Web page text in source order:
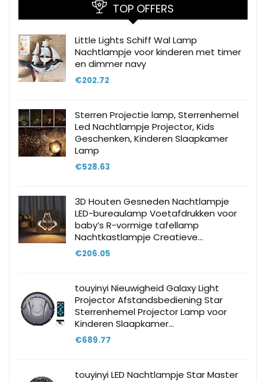
TOP OFFERS
Little Lights Schiff Wal Lamp
Nachtlampje voor kinderen met timer
en dimmer navy
€202.72
Sterren Projectie lamp, Sterrenhemel
Led Nachtlampje Projector, Kids
Geschenken, Kinderen Slaapkamer
Lamp
€528.63
3D Houten Gesneden Nachtlampje
LED-bureaulamp Voetafdrukken voor
baby’s R-vormige tafellamp
Nachtkastlampje Creatieve…
€206.05
touyinyi Nieuwigheid Galaxy Light
Projector Afstandsbediening Star
Sterrenhemel Projector Lamp voor
Kinderen Slaapkamer…
€689.77
touyinyi LED Nachtlampje Star Master